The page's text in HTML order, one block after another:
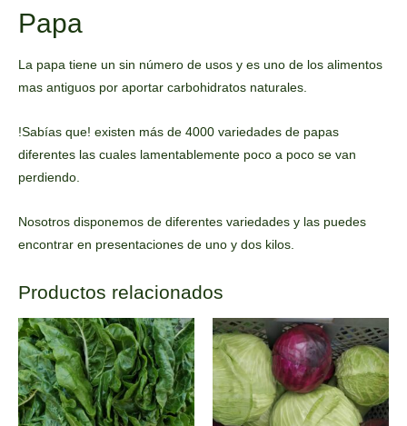
Papa
La papa tiene un sin número de usos y es uno de los alimentos
mas antiguos por aportar carbohidratos naturales.
!Sabías que! existen más de 4000 variedades de papas
diferentes las cuales lamentablemente poco a poco se van
perdiendo.
Nosotros disponemos de diferentes variedades y las puedes
encontrar en presentaciones de uno y dos kilos.
Productos relacionados